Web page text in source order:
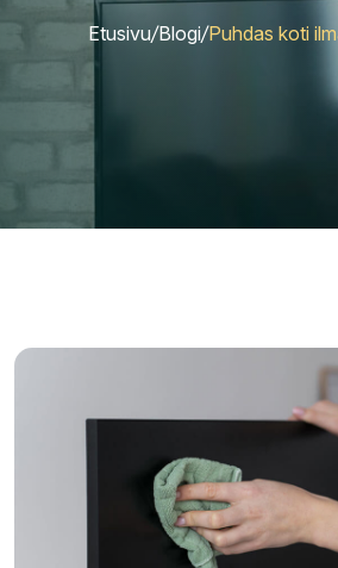
Etusivu/Blogi/Puhdas koti